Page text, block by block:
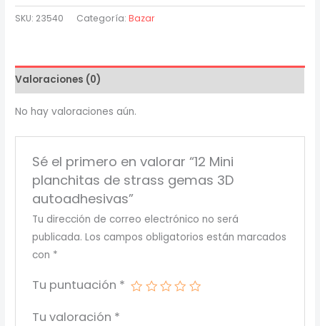
planchitas
gemas
3D
autoadhesivas
cantidad
SKU: 23540 Categoría:Bazar
Valoraciones (0)
No hay valoraciones aún.
Sé el primero en valorar “12 Mini
planchitas de strass gemas 3D
autoadhesivas”
Tu dirección de correo electrónico no será
publicada. Los campos obligatorios están marcados
con *
Tu puntuación *
Tu valoración *